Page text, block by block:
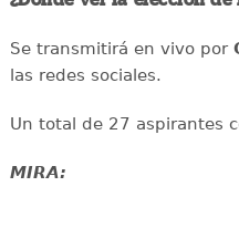
Se transmitirá en vivo por
las redes sociales.
Un total de 27 aspirantes
MIRA: